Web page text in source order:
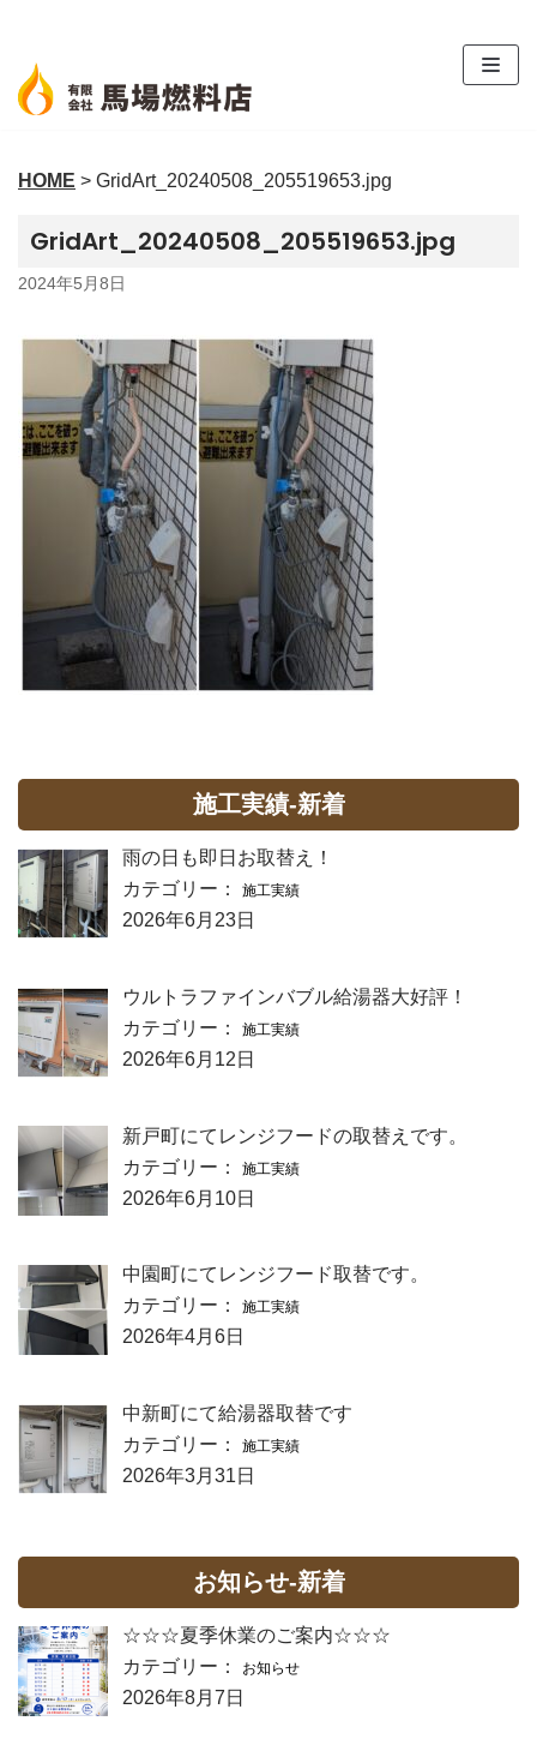
ン
テ
ン
へ
キ
ッ
HOME > GridArt_20240508_205519653.jpg
GridArt_20240508_205519653.jpg
2024年5月8日
施工実績-新着
雨の日も即日お取替え！
カテゴリー：
施工実績
2026年6月23日
ウルトラファインバブル給湯器大好評！
カテゴリー：
施工実績
2026年6月12日
新戸町にてレンジフードの取替えです。
カテゴリー：
施工実績
2026年6月10日
中園町にてレンジフード取替です。
カテゴリー：
施工実績
2026年4月6日
中新町にて給湯器取替です
カテゴリー：
施工実績
2026年3月31日
お知らせ-新着
☆☆☆夏季休業のご案内☆☆☆
カテゴリー：
お知らせ
2026年8月7日